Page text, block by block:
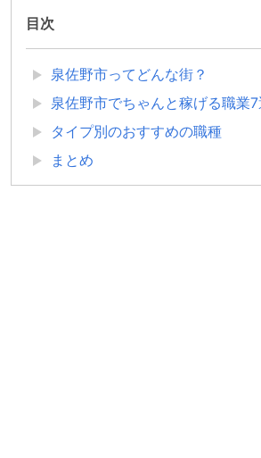
目次
泉佐野市ってどんな街？
泉佐野市でちゃんと稼げる職業7
タイプ別のおすすめの職種
まとめ